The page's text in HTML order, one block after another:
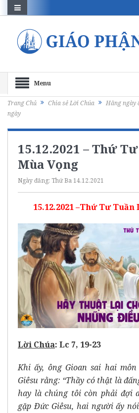
Menu
Trang Chủ Chia sẻ Lời Chúa Hằng ngày
ngày
15.12.2021 – Thứ
Mùa Vọng
Ngày đăng: Thứ Ba 14.12.2021
15.12.2021 –Thứ Tư Tuần
Lời Chúa: Lc 7, 19-23
Khi ấy, ông Gioan sai hai
Giêsu rằng: “Thầy có thật là
hay là chúng tôi còn phải đợi
gặp Ðức Giêsu, hai người ấy